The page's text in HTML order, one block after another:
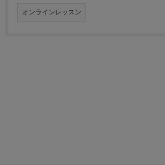
オンラインレッスン